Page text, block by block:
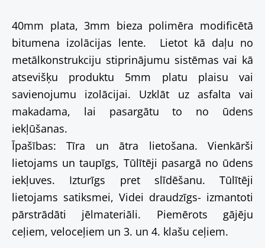
40mm plata, 3mm bieza polimēra modificētā
bitumena izolācijas lente. Lietot kā daļu no
metālkonstrukciju stiprinājumu sistēmas vai kā
atsevišķu produktu 5mm platu plaisu vai
savienojumu izolācijai. Uzklāt uz asfalta vai
makadama, lai pasargātu to no ūdens
iekļūšanas.
Īpašības: Tīra un ātra lietošana. Vienkārši
lietojams un taupīgs, Tūlītēji pasargā no ūdens
iekļuves. Izturīgs pret slīdēšanu. Tūlītēji
lietojams satiksmei, Videi draudzīgs- izmantoti
pārstrādāti jēlmateriāli. Piemērots gājēju
ceļiem, veloceļiem un 3. un 4. klašu ceļiem.